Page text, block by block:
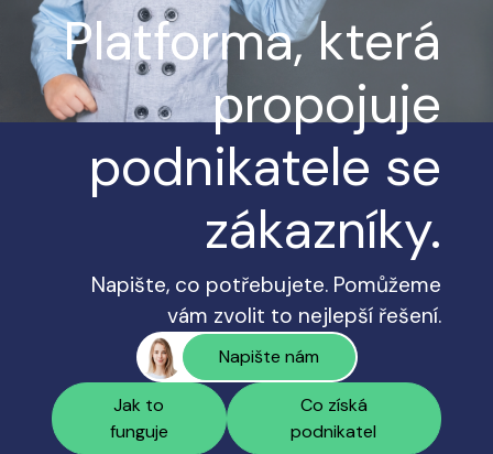
Platforma, která
propojuje
podnikatele se
zákazníky.
Napište, co potřebujete. Pomůžeme
vám zvolit to nejlepší řešení.
Napište nám
Jak to
funguje
Co získá
podnikatel